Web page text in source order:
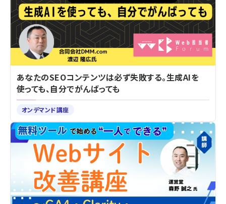
あなたのSEOコンテンツは必ず失敗する。生成AIを
使っても、自分でがんばっても
オンデマンド講座